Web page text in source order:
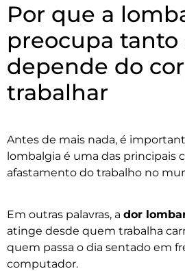
Por que a
preocupa
depende do
trabalhar
Antes de mais nada, é
lombalgia é uma das principais
afastamento do trabalho no
Em outras palavras, a dor
atinge desde quem trabalha
quem passa o dia sentado em
computador.